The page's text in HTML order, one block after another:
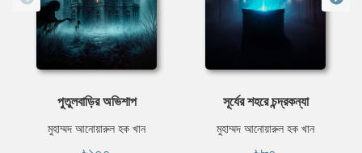
পুতুলবাড়ির অভিশাপ
মুহাম্মদ আনোয়ারুল হক খান
সূর্যের শহরে চন্দ্রকন্যা
মুহাম্মদ আনোয়ারুল হক খান